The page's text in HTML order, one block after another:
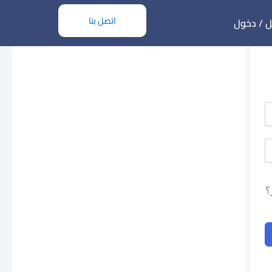
/ دخول اتصل بنا